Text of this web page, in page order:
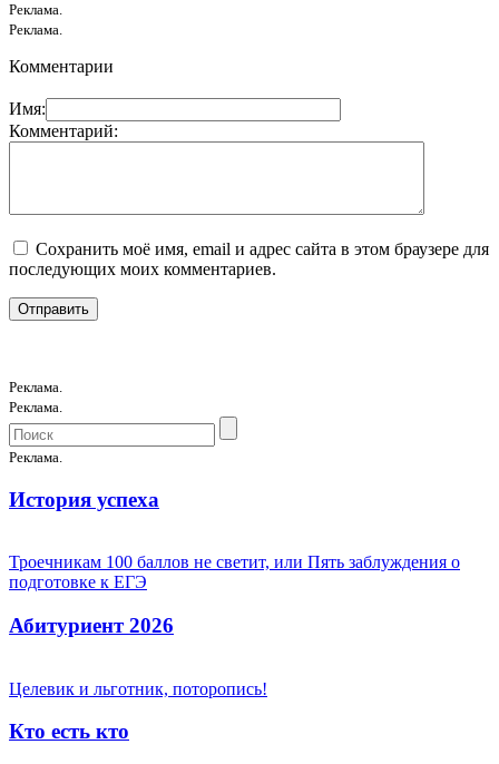
Реклама.
Реклама.
Комментарии
Имя:
Комментарий:
Сохранить моё имя, email и адрес сайта в этом браузере для
последующих моих комментариев.
Реклама.
Реклама.
Реклама.
История успеха
Троечникам 100 баллов не светит, или Пять заблуждения о
подготовке к ЕГЭ
Абитуриент 2026
Целевик и льготник, поторопись!
Кто есть кто